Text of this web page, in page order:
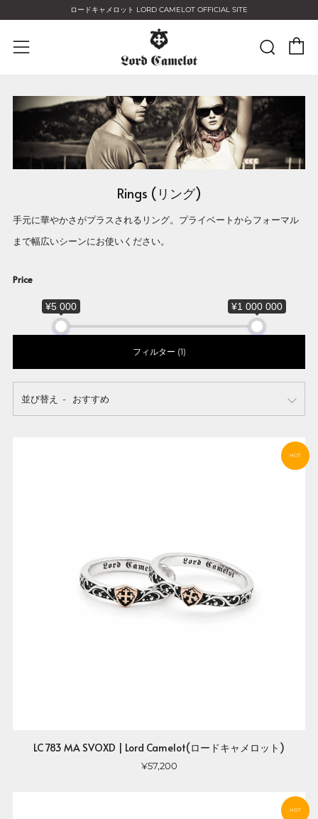
ロードキャメロット LORD CAMELOT OFFICIAL SITE
Menu
Rings (リング)
手元に華やかさがプラスされるリング。プライベートからフォーマル
まで幅広いシーンにお使いください。
Price
¥5 000 ¥1 000 000
フィルター (1)
並び替え
HOT
LC 783 MA SVOXD | Lord Camelot(ロードキャメロット)
¥57,200
HOT